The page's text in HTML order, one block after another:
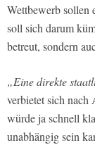
Wettbewerb sollen
soll sich darum
betreut, sondern
„Eine direkte
verbietet sich nach
würde ja schnell
unabhängig sein